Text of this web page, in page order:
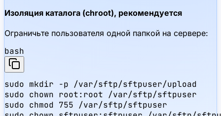
Изоляция каталога (chroot), рекомендуется
Ограничьте пользователя одной папкой на сервере:
bash
sudo mkdir -p /var/sftp/sftpuser/upload
sudo chown root:root /var/sftp/sftpuser
sudo chmod 755 /var/sftp/sftpuser